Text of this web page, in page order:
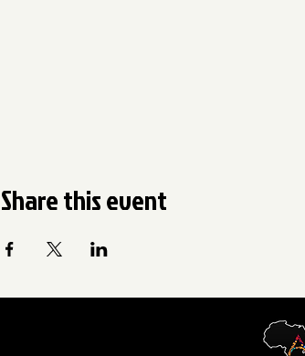
Share this event